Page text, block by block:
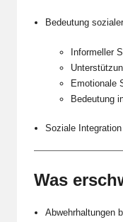
Bedeutung
Informeller
Emotionale
Bedeutung
Soziale
Was
Abwehrhaltungen